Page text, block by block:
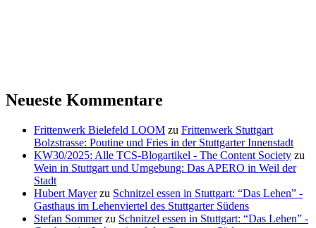
Neueste Kommentare
Frittenwerk Bielefeld LOOM zu Frittenwerk Stuttgart
Bolzstrasse: Poutine und Fries in der Stuttgarter Innenstadt
KW30/2025: Alle TCS-Blogartikel - The Content Society zu
Wein in Stuttgart und Umgebung: Das APERO in Weil der
Stadt
Hubert Mayerzu Schnitzel essen in Stuttgart: “Das Lehen” -
Gasthaus im Lehenviertel des Stuttgarter Südens
Stefan Sommerzu Schnitzel essen in Stuttgart: “Das Lehen” -